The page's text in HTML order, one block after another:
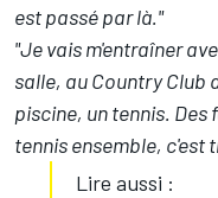
est passé par là."
"Je vais m'entraîner
salle, au Country Club
piscine, un tennis. Des
tennis ensemble, c'est
Lire aussi :